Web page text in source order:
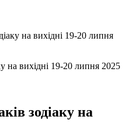
на вихідні 19-20 липня
зодіаку на